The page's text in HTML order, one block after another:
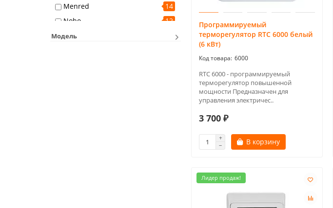
Menred
14
Nobo
12
Raychem
Модель
Программируемый
терморегулятор RTC 6000 белый
(6 кВт)
6000
RTC 6000 - программируемый
терморегулятор повышенной
мощности Предназначен для
управления электричес..
3 700 ₽
В корзину
Лидер продаж!